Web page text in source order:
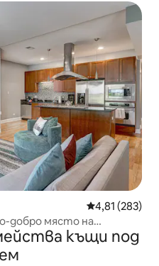
Средна
4,81 (283)
добро място на
къщи под